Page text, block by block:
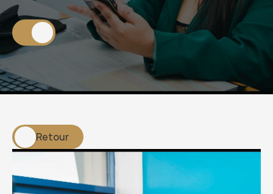
Agency
Retour